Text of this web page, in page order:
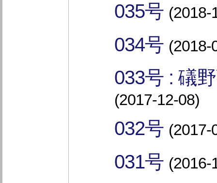
035号 (2018-
034号 (2018-
033号 : 礒
(2017-12-08)
032号 (2017-
031号 (2016-